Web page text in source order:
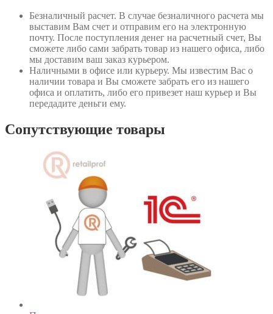
Безналичный расчет. В случае безналичного расчета мы
выставим Вам счет и отправим его на электронную
почту. После поступления денег на расчетный счет, Вы
сможете либо сами забрать товар из нашего офиса, либо
мы доставим ваш заказ курьером.
Наличными в офисе или курьеру. Мы известим Вас о
наличии товара и Вы сможете забрать его из нашего
офиса и оплатить, либо его привезет наш курьер и Вы
передадите деньги ему.
Сопутствующие товары